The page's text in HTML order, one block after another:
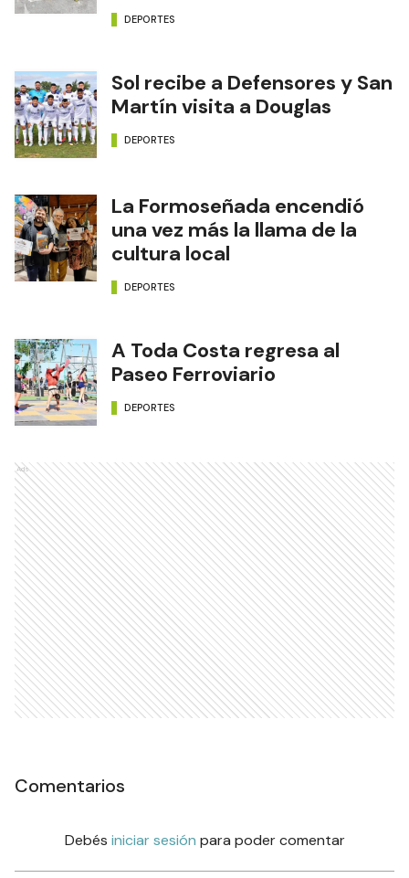
DEPORTES
Sol recibe a Defensores y San
Martín visita a Douglas
DEPORTES
La Formoseñada encendió
una vez más la llama de la
cultura local
DEPORTES
A Toda Costa regresa al
Paseo Ferroviario
DEPORTES
Ads
Comentarios
Debés iniciar sesión para poder comentar